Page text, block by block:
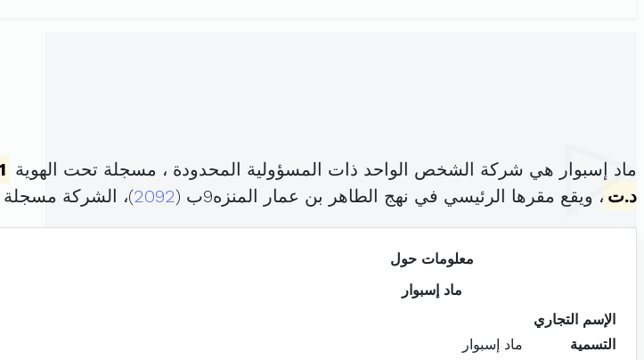
ماد إسبوار هي شركة الشخص الواحد ذات المسؤولية المحدودة ، مسجلة تحت الهوية
د.ت ، ويقع مقرها الرئيسي في نهج الطاهر بن عمار المنزه9ب ( 2092)، الشركة
معلومات حول
ماد إسبوار
الإسم التجاري
التسمية
ماد إسبوار